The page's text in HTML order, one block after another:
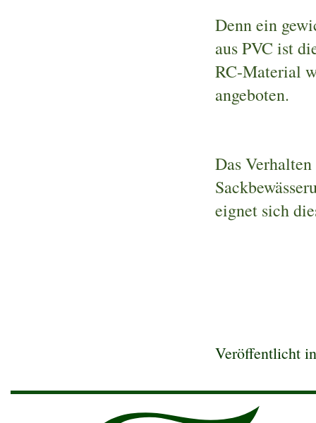
Denn ein
aus PVC ist
RC-Material
angeboten.
Das
eignet sich
Veröffentlicht